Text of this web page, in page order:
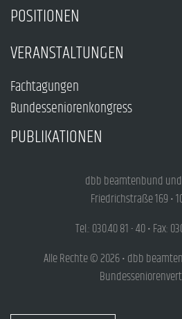
POSITIONEN
VERANSTALTUNGEN
Fachtagungen
Bundesseniorenkongress
PUBLIKATIONEN
dbb beamtenbund
Friedrichstraße 169 •
Tel.: 030.40 81 - 40 • Fax:
Alle Rechte © 2026 • dbb